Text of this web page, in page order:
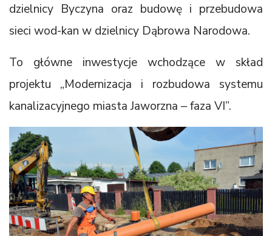
dzielnicy Byczyna oraz budowę i przebudowa
sieci wod-kan w dzielnicy Dąbrowa Narodowa.
To główne inwestycje wchodzące w skład
projektu „Modernizacja i rozbudowa systemu
kanalizacyjnego miasta Jaworzna – faza VI”.